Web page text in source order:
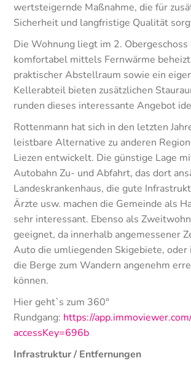
wertsteigernde Maßnahme, die für
Sicherheit und langfristige Qualität
Die Wohnung liegt im 2. Obergeschoss
komfortabel mittels Fernwärme
praktischer Abstellraum sowie ein
Kellerabteil bieten zusätzlichen
runden dieses interessante Angebot
Rottenmann hat sich in den letzten
leistbare Alternative zu anderen
Liezen entwickelt. Die günstige Lage
Autobahn Zu- und Abfahrt, das dort
Landeskrankenhaus, die gute
Ärzte usw. machen die Gemeinde als
sehr interessant. Ebenso als
geeignet, da innerhalb angemessener
Auto die umliegenden Skigebiete, oder
die Berge zum Wandern angenehm
können.
Hier geht`s zum 360°
Rundgang: https://
accessKey=696b
Infrastruktur / Entfernungen